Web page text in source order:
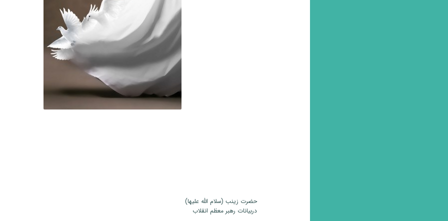
حضرت زینب (سلام الله علیها)
دربیانات رهبر معظم انقلاب